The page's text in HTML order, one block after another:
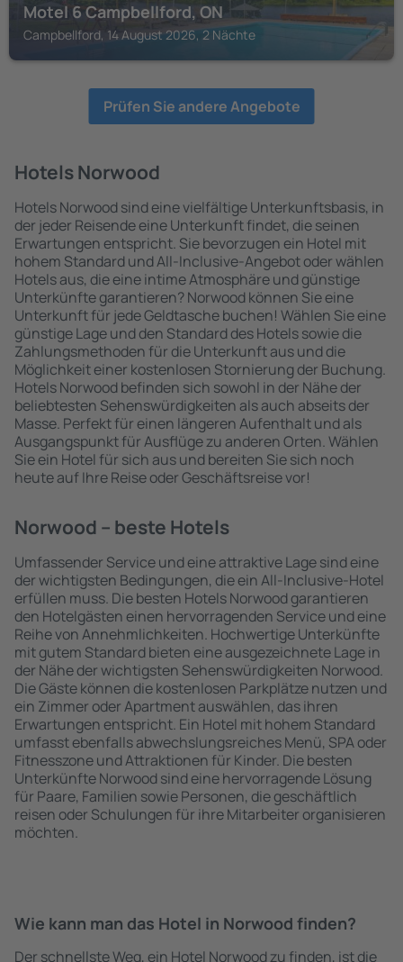
Motel 6 Campbellford, ON
Campbellford, 14 August 2026, 2 Nächte
Prüfen Sie andere Angebote
Hotels Norwood
Hotels Norwood sind eine vielfältige Unterkunftsbasis, in
der jeder Reisende eine Unterkunft findet, die seinen
Erwartungen entspricht. Sie bevorzugen ein Hotel mit
hohem Standard und All-Inclusive-Angebot oder wählen
Hotels aus, die eine intime Atmosphäre und günstige
Unterkünfte garantieren? Norwood können Sie eine
Unterkunft für jede Geldtasche buchen! Wählen Sie eine
günstige Lage und den Standard des Hotels sowie die
Zahlungsmethoden für die Unterkunft aus und die
Möglichkeit einer kostenlosen Stornierung der Buchung.
Hotels Norwood befinden sich sowohl in der Nähe der
beliebtesten Sehenswürdigkeiten als auch abseits der
Masse. Perfekt für einen längeren Aufenthalt und als
Ausgangspunkt für Ausflüge zu anderen Orten. Wählen
Sie ein Hotel für sich aus und bereiten Sie sich noch
heute auf Ihre Reise oder Geschäftsreise vor!
Norwood – beste Hotels
Umfassender Service und eine attraktive Lage sind eine
der wichtigsten Bedingungen, die ein All-Inclusive-Hotel
erfüllen muss. Die besten Hotels Norwood garantieren
den Hotelgästen einen hervorragenden Service und eine
Reihe von Annehmlichkeiten. Hochwertige Unterkünfte
mit gutem Standard bieten eine ausgezeichnete Lage in
der Nähe der wichtigsten Sehenswürdigkeiten Norwood.
Die Gäste können die kostenlosen Parkplätze nutzen und
ein Zimmer oder Apartment auswählen, das ihren
Erwartungen entspricht. Ein Hotel mit hohem Standard
umfasst ebenfalls abwechslungsreiches Menü, SPA oder
Fitnesszone und Attraktionen für Kinder. Die besten
Unterkünfte Norwood sind eine hervorragende Lösung
für Paare, Familien sowie Personen, die geschäftlich
reisen oder Schulungen für ihre Mitarbeiter organisieren
möchten.
Wie kann man das Hotel in Norwood finden?
Der schnellste Weg, ein Hotel Norwood zu finden, ist die